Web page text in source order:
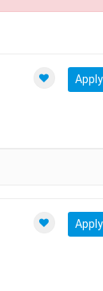
Apply
Apply